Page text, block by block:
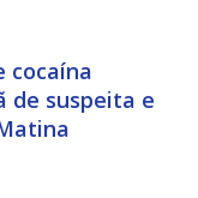
cocaína
de suspeita e